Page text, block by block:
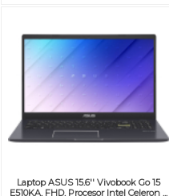
Laptop ASUS 15.6'' Vivobook Go 15
E510KA, FHD, Procesor Intel Celeron ...